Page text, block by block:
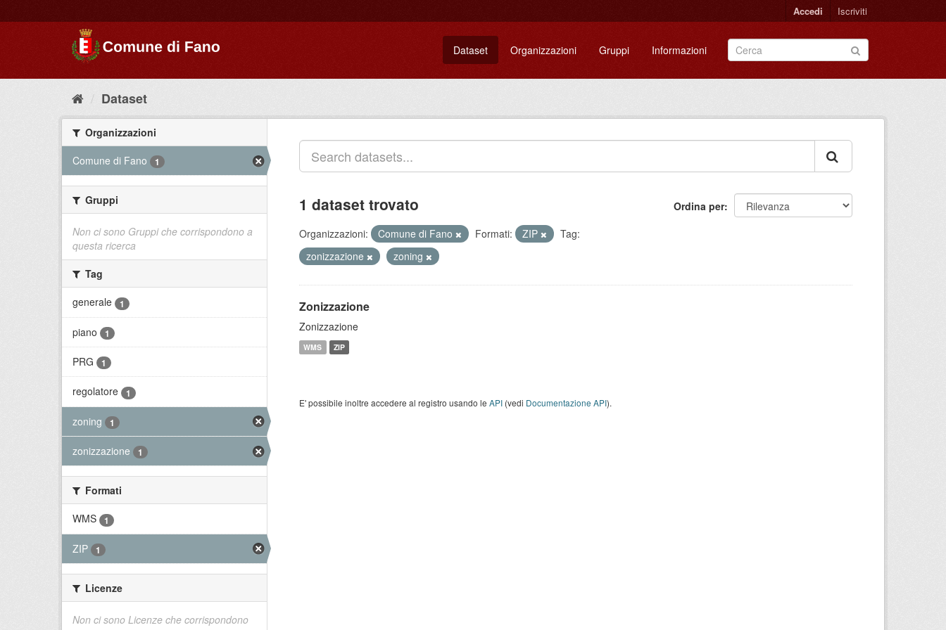
Accedi Iscriviti
Dataset Organizzazioni Gruppi Informazioni
Dataset
Organizzazioni
Comune di Fano
1
Gruppi
Non ci sono Gruppi che corrispondono a
questa ricerca
Tag
generale
1
piano 1
PRG 1
regolatore 1
zoning 1
zonizzazione 1
Formati
WMS
1
ZIP 1
Licenze
Non ci sono Licenze che corrispondono
Ordina per
1 dataset trovato
Organizzazioni: Comune di Fano Formati: ZIP
Tag:
zonizzazione
zoning
Zonizzazione
Zonizzazione
WMS ZIP
E' possibile inoltre accedere al registro usando le API (vedi Documentazione API).